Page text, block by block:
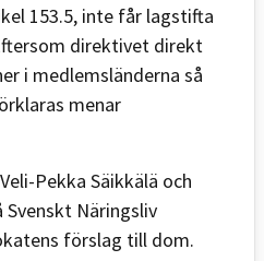
153.5, inte får lagstifta
direktivet direkt
i medlemsländerna så
menar
Pekka Säikkälä och
Svenskt Näringsliv
förslag till dom.